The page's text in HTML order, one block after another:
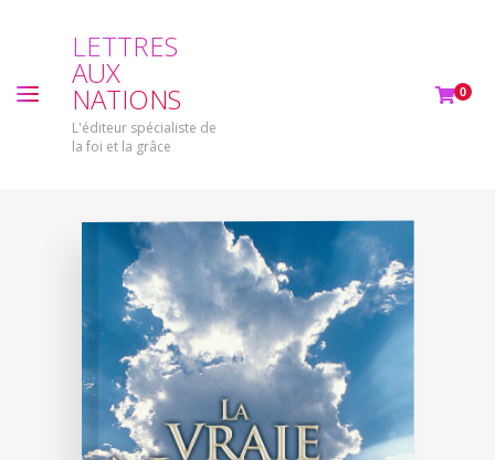
LETTRES
AUX
NATIONS
L'éditeur spécialiste de
la foi et la grâce
0